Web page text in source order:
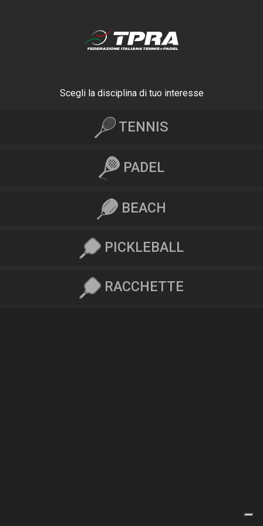
Scegli la disciplina di tuo interesse
TENNIS
PADEL
BEACH
PICKLEBALL
RACCHETTE